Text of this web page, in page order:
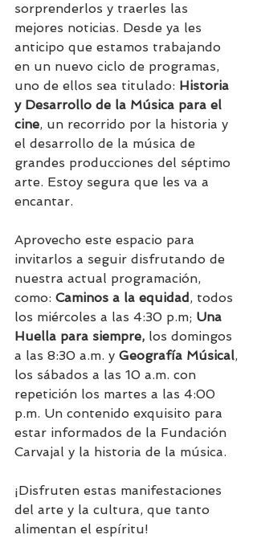
sorprenderlos y traerles las
mejores noticias. Desde ya les
anticipo que estamos trabajando
en un nuevo ciclo de programas,
uno de ellos sea titulado: Historia
y Desarrollo de la Música para el
cine, un recorrido por la historia y
el desarrollo de la música de
grandes producciones del séptimo
arte. Estoy segura que les va a
encantar.
Aprovecho este espacio para
invitarlos a seguir disfrutando de
nuestra actual programación,
como: Caminos a la equidad , todos
los miércoles a las 4:30 p.m; Una
Huella para siempre, los domingos
a las 8:30 a.m. y Geografía Músical,
los sábados a las 10 a.m. con
repetición los martes a las 4:00
p.m. Un contenido exquisito para
estar informados de la Fundación
Carvajal y la historia de la música.
¡Disfruten estas manifestaciones
del arte y la cultura, que tanto
alimentan el espíritu!